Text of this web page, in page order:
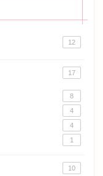
12
17
8
4
4
1
10